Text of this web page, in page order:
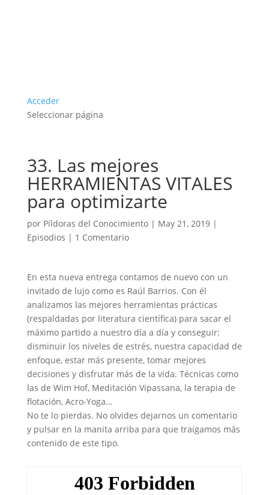
Acceder
Seleccionar página
33. Las mejores
HERRAMIENTAS VITALES
para optimizarte
por Píldoras del Conocimiento| May 21, 2019|
Episodios | 1 Comentario
En esta nueva entrega contamos de nuevo con un
invitado de lujo como es Raúl Barrios. Con él
analizamos las mejores herramientas prácticas
(respaldadas por literatura científica) para sacar el
máximo partido a nuestro día a día y conseguir:
disminuir los niveles de estrés, nuestra capacidad de
enfoque, estar más presente, tomar mejores
decisiones y disfrutar más de la vida. Técnicas como
las de Wim Hof, Meditación Vipassana, la terapia de
flotación, Acro-Yoga…
No te lo pierdas. No olvides dejarnos un comentario
y pulsar en la manita arriba para que traigamos más
contenido de este tipo.